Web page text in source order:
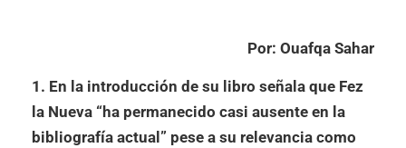
Por: Ouafqa Sahar
1. En la introducción de su libro señala que Fez
la Nueva “ha permanecido casi ausente en la
bibliografía actual” pese a su relevancia como